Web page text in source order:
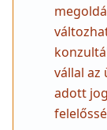
vállal az
adott